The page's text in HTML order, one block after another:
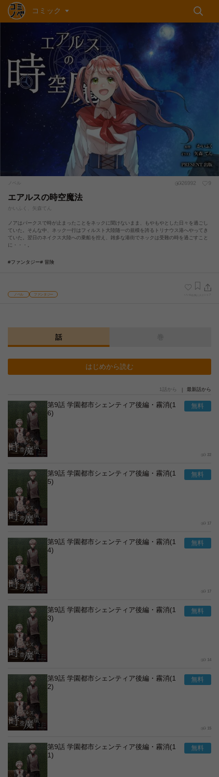
コミック
ノベル 26992 9
エアルスの時空魔法
かいふく、矢森てん
ノアはパークスで時が止まったことをネックに聞けないまま、もやもやとした日々を過ごし
ていた。そんな中、ネック一行はフィルスト大陸随一の規模を誇るトリナウス港へやってき
ていた。翌日のネイクス大陸への乗船を控え、雑多な港街でネックは受難の時を過ごすこと
に・・・。
#ファンタジー# 冒険
ノベル ファンタジー
話
はじめから読む
1話から 最新話から
第9話 学園都市シェンティア後編・霧消(1
6)
22
第9話 学園都市シェンティア後編・霧消(1
5)
17
第9話 学園都市シェンティア後編・霧消(1
4)
17
第9話 学園都市シェンティア後編・霧消(1
3)
14
第9話 学園都市シェンティア後編・霧消(1
2)
15
第9話 学園都市シェンティア後編・霧消(1
1)